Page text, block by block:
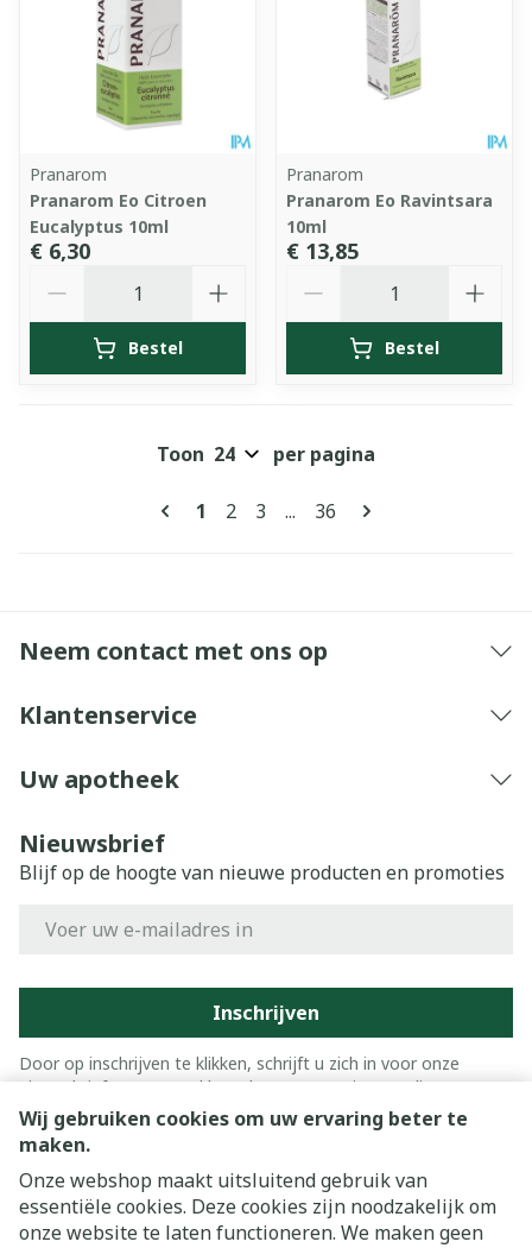
Wij gebruiken cookies om uw ervaring beter te
maken.
Onze webshop maakt uitsluitend gebruik van
essentiële cookies. Deze cookies zijn noodzakelijk om
onze website te laten functioneren. We maken geen
Pranarom
Pranarom Eo Citroen
Eucalyptus 10ml
€ 6,30
Bestel
Pranarom
Pranarom Eo Ravintsara
10ml
€ 13,85
Bestel
Pagina's
U lees momenteel pagina
1 Pagina
2 Pagina
3 ... Pagina
36
Toon per pagina
Neem contact met ons op
Klantenservice
Uw apotheek
Nieuwsbrief
Blijf op de hoogte van nieuwe producten en promoties
Inschrijven
Door op inschrijven te klikken, schrijft u zich in voor onze
nieuwsbrief en gaat u akkoord met onzeprivacy policy.